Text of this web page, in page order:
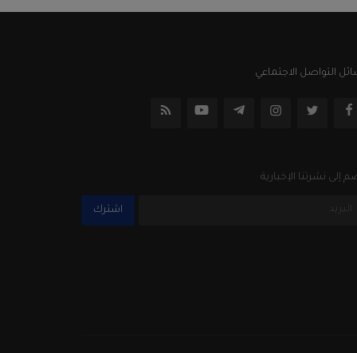
التواصل الاجتماعي
إلى نشرتنا الإخبارية
اشترك